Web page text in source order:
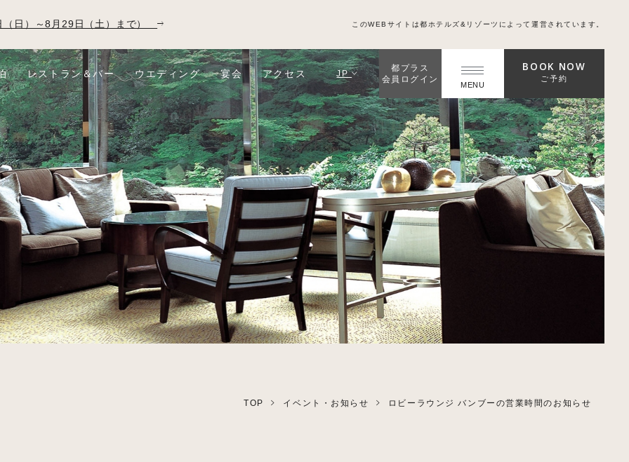
レストラン＆バー ウエディング 宴会 アクセス JP
都プラス
会員ログイン
MENU
BOOK NOW
ご予約
このWEBサイトは都ホテルズ&リゾーツによって運営されています。
（日）～8月29日（土）まで）
TOP イベント・お知らせ ロビーラウンジ バンブーの営業時間のお知らせ